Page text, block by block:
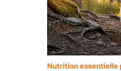
Nutrition essentielle